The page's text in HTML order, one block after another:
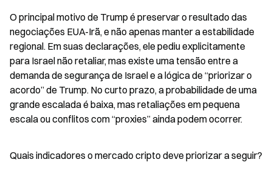
O principal motivo de Trump é preservar o resultado das
negociações EUA-Irã, e não apenas manter a estabilidade
regional. Em suas declarações, ele pediu explicitamente
para Israel não retaliar, mas existe uma tensão entre a
demanda de segurança de Israel e a lógica de “priorizar o
acordo” de Trump. No curto prazo, a probabilidade de uma
grande escalada é baixa, mas retaliações em pequena
escala ou conflitos com “proxies” ainda podem ocorrer.
Quais indicadores o mercado cripto deve priorizar a seguir?